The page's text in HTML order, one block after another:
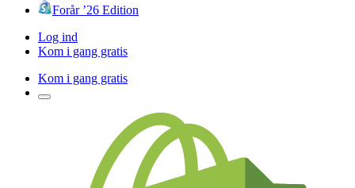
Forår ’26 Edition
Log ind
Kom i gang gratis
Kom i gang gratis